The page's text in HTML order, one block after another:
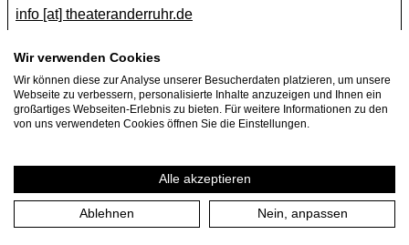
info [​at​] theateranderruhr.de
Facebook
Instagram
Newsletter
Datenschutzerklärung Cookie-Einstellungen
Wir verwenden Cookies
Wir können diese zur Analyse unserer Besucherdaten platzieren, um unsere
Webseite zu verbessern, personalisierte Inhalte anzuzeigen und Ihnen ein
großartiges Webseiten-Erlebnis zu bieten. Für weitere Informationen zu den
von uns verwendeten Cookies öffnen Sie die Einstellungen.
Alle akzeptieren
Ablehnen Nein, anpassen